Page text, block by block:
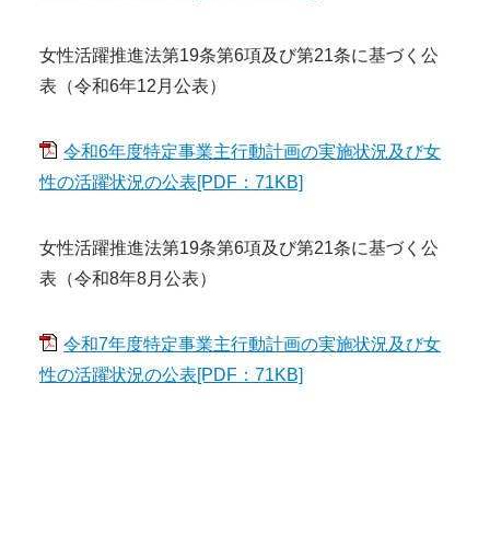
女性活躍推進法第19条第6項及び第21条に基づく公
表（令和6年12月公表）
令和6年度特定事業主行動計画の実施状況及び女
性の活躍状況の公表[PDF：71KB]
女性活躍推進法第19条第6項及び第21条に基づく公
表（令和8年8月公表）
令和7年度特定事業主行動計画の実施状況及び女
性の活躍状況の公表[PDF：71KB]